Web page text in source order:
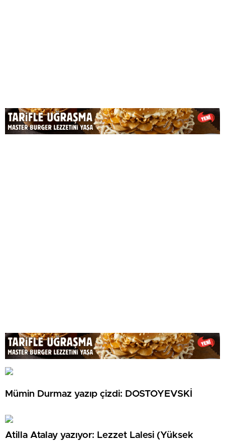
Mümin Durmaz yazıp çizdi: DOSTOYEVSKİ
Atilla Atalay yazıyor: Lezzet Lalesi (Yüksek